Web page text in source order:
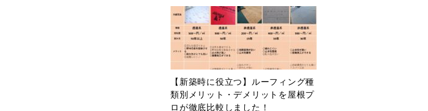
【新築時に役立つ】ルーフィング種
類別メリット・デメリットを屋根プ
ロが徹底比較しました！